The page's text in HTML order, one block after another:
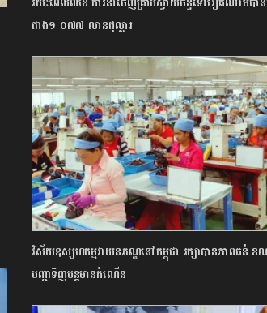
ជាង​១ ០៧៧ ​លាន​ដុល្លារ
វិស័យឧស្សហកម្មវាយនភណ្ឌនៅកម្ពុជា រក្សាបានភាពធន់ ខ
បញ្ជាទិញបន្តមានកំណើន